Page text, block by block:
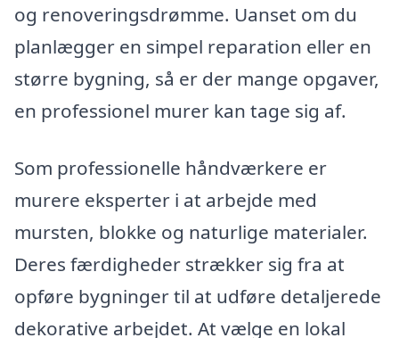
og renoveringsdrømme. Uanset om du
planlægger en simpel reparation eller en
større bygning, så er der mange opgaver,
en professionel murer kan tage sig af.
Som professionelle håndværkere er
murere eksperter i at arbejde med
mursten, blokke og naturlige materialer.
Deres færdigheder strækker sig fra at
opføre bygninger til at udføre detaljerede
dekorative arbejdet. At vælge en lokal